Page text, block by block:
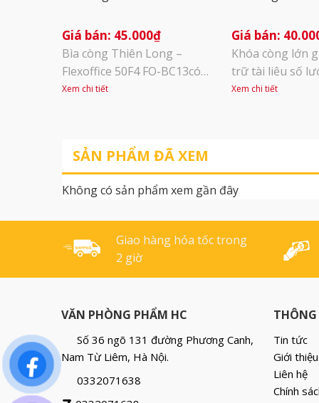
45.000₫
Bìa còng Thiên Long –
Flexoffice 50F4 FO-BC13có
khổ F4, dày 50mm. Sản phẩm
chuẩn quốc tế, thân thiện với
môi trường, thuận tiện khi
sử dụng. Một mặt bìa được
sản xuất từ vật liệu simili cao
OPP. Khóa [...]
Xem chi tiết
Khóa còng lớn
trữ tài liệu số
nên dễ dàng và
tiện lợi cho việc
sử dụng. Chắc
Xem chi tiết
SẢN PHẨM ĐÃ XEM
Không có sản phẩm xem gần đây
Giao hàng hỏa tốc trong
2 giờ
VĂN PHÒNG PHẨM HC
Số 36 ngõ 131 đường Phương Canh,
Nam Từ Liêm, Hà Nội.
0332071638
Tin tức
Giới thiệu
Liên hệ
Chính